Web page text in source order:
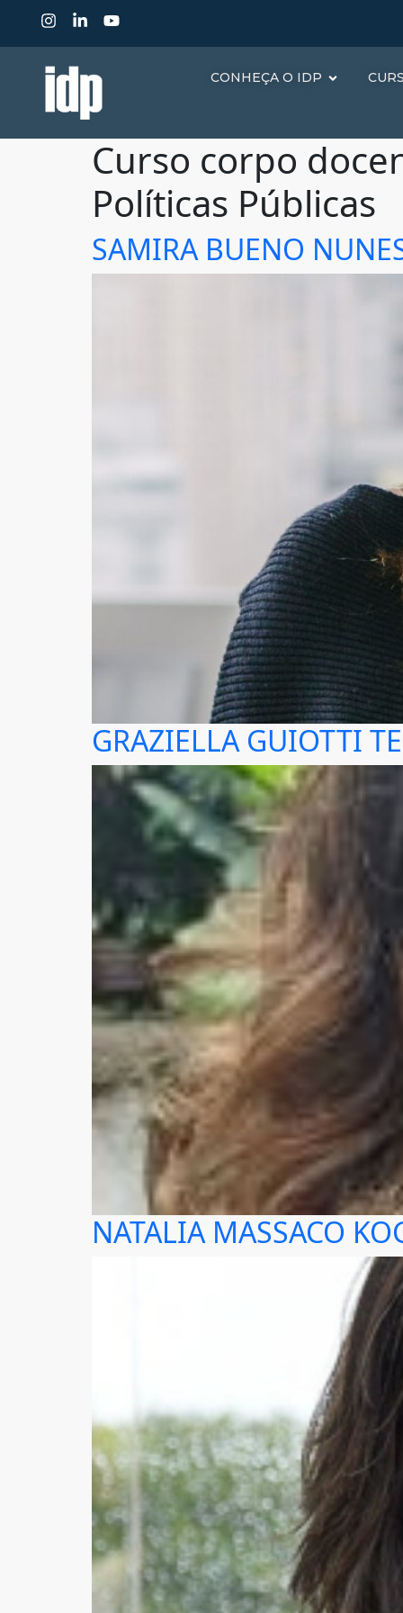
CONHEÇA O IDP
Curso corpo
Políticas Públicas
SAMIRA BUENO
GRAZIELLA GUIOTTI
NATALIA MASSACO